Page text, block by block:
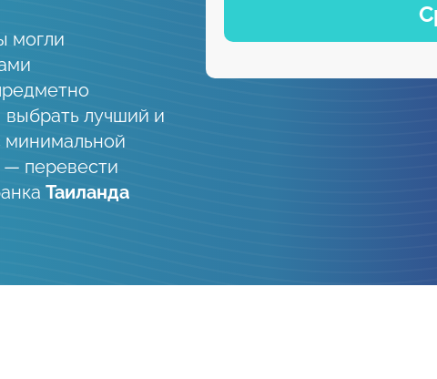
могли
выбрать лучший и
минимальной
перевести
Таиланда